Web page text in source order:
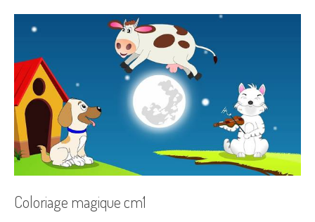
Coloriage magique cm1